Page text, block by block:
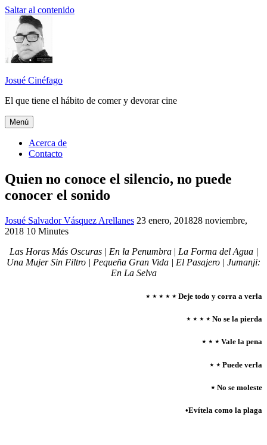
Saltar al contenido
Josué Cinéfago
El que tiene el hábito de comer y devorar cine
Menú
Acerca de
Contacto
Quien no conoce el silencio, no puede
conocer el sonido
Josué Salvador Vásquez Arellanes 2018,
23 enero, 201828 noviembre,
2018 10 Minutes
Las Horas Más Oscuras | En la Penumbra| La Forma del Agua |
Una Mujer Sin Filtro | Pequeña Gran Vida | El Pasajero | Jumanji:
En La Selva
⋆ ⋆ ⋆ ⋆ ⋆ Deje todo y corra a verla
⋆ ⋆ ⋆ ⋆ No se la pierda
⋆ ⋆ ⋆ Vale la pena
⋆ ⋆ Puede verla
⋆ No se moleste
•Evítela como la plaga